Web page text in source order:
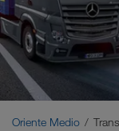
Rusia
Oriente Medio
Oriente Medio